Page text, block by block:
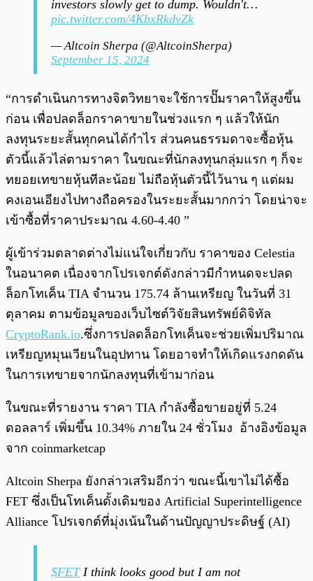
investors slowly get to dump. Wouldn't…
pic.twitter.com/4KbxRkdvZk
— Altcoin Sherpa (@AltcoinSherpa)
September 15, 2024
“การดำเนินการทางจิตวิทยาจะใช้การปั๊มราคาให้สูงขึ้น
ก่อน เพื่อปลดล็อกราคาขายในช่วงแรก ๆ แล้วให้นัก
ลงทุนระยะสั้นทุกคนได้กำไร ส่วนคนธรรมดาจะซื้อหุ้น
ตัวนี้แล้วไล่ตามราคา ในขณะที่นักลงทุนกลุ่มแรก ๆ ก็จะ
ทยอยเทขายหุ้นทีละน้อย ไม่ถือหุ้นตัวนี้ไว้นาน ๆ แต่ผม
คงเอนเอียงไปทางถือครองในระยะสั้นมากกว่า โดยน่าจะ
เข้าซื้อที่ราคาประมาณ 4.60-4.40 ”
ผู้เข้าร่วมตลาดต่างไม่แน่ใจเกี่ยวกับ ราคาของ Celestia
ในอนาคต เนื่องจากโปรเจกต์ดังกล่าวมีกำหนดจะปลด
ล็อกโทเค็น TIA จำนวน 175.74 ล้านเหรียญ ในวันที่ 31
ตุลาคม ตามข้อมูลของเว็บไซต์วิจัยสินทรัพย์ดิจิทัล
CryptoRank.io.ซึ่งการปลดล็อกโทเค็นจะช่วยเพิ่มปริมาณ
เหรียญหมุนเวียนในอุปทาน โดยอาจทำให้เกิดแรงกดดัน
ในการเทขายจากนักลงทุนที่เข้ามาก่อน
ในขณะที่รายงาน ราคา TIA กำลังซื้อขายอยู่ที่ 5.24
ดอลลาร์ เพิ่มขึ้น 10.34% ภายใน 24 ชั่วโมง อ้างอิงข้อมูล
จาก coinmarketcap
Altcoin Sherpa ยังกล่าวเสริมอีกว่า ขณะนี้เขาไม่ได้ซื้อ
FET ซึ่งเป็นโทเค็นดั้งเดิมของ Artificial Superintelligence
Alliance โปรเจกต์ที่มุ่งเน้นในด้านปัญญาประดิษฐ์ (AI)
$FETI think looks good but I am not